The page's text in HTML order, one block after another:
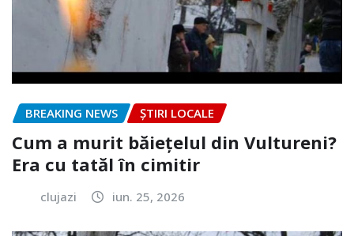
BREAKING NEWS ȘTIRI LOCALE
Cum a murit băiețelul din Vultureni?
Era cu tatăl în cimitir
clujazi iun. 25, 2026